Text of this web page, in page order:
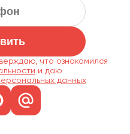
что ознакомился
данных